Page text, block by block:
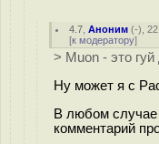
4.7 ,Аноним (-),
[к модератору]
> Muon - это
Ну может я с
В любом
комментарий